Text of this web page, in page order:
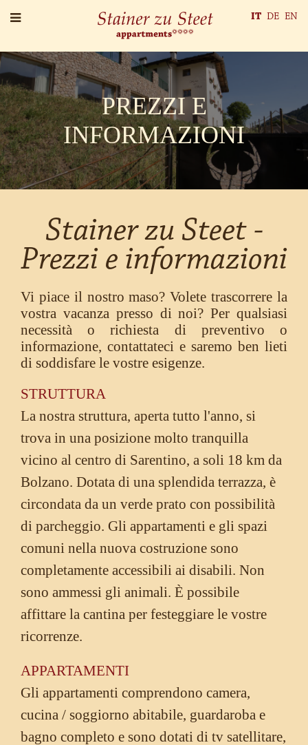
IT DE EN
PREZZI E
INFORMAZIONI
Stainer zu Steet -
Prezzi e informazioni
Vi piace il nostro maso? Volete trascorrere la
vostra vacanza presso di noi? Per qualsiasi
necessità o richiesta di preventivo o
informazione, contattateci e saremo ben lieti
di soddisfare le vostre esigenze.
STRUTTURA
La nostra struttura, aperta tutto l'anno, si
trova in una posizione molto tranquilla
vicino al centro di Sarentino, a soli 18 km da
Bolzano. Dotata di una splendida terrazza, è
circondata da un verde prato con possibilità
di parcheggio. Gli appartamenti e gli spazi
comuni nella nuova costruzione sono
completamente accessibili ai disabili. Non
sono ammessi gli animali. È possibile
affittare la cantina per festeggiare le vostre
ricorrenze.
APPARTAMENTI
Gli appartamenti comprendono camera,
cucina / soggiorno abitabile, guardaroba e
bagno completo e sono dotati di tv satellitare,